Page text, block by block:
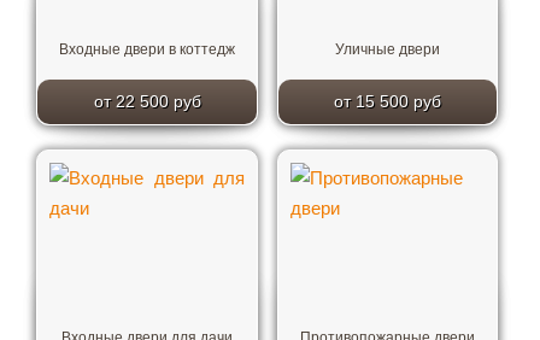
Входные двери в коттедж
от 22 500 руб
Уличные двери
от 15 500 руб